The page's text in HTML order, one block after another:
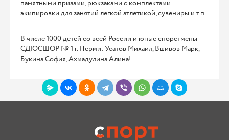
памятными призами, рюкзаками с комплектами
экипировки для занятий легкой атлетикой, сувениры и т.п.
В числе 1000 детей со всей России и юные спорстмены
СДЮСШОР № 1 г. Перми: Усатов Михаил, Вшивов Марк,
Букина София, Ахмадулина Алина!